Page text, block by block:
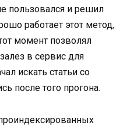
пользовался и решил
работает этот метод,
момент позволял
в сервис для
искать статьи со
после того прогона.